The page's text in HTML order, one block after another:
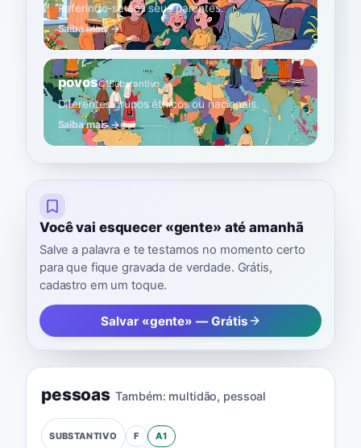
Referindo-se aos seus parentes.
Saiba mais →
povosC1Substantivo
Diferentes grupos étnicos ou nacionais.
Saiba mais →
Você vai esquecer «gente» até amanhã
Salve a palavra e te testamos no momento certo
para que fique gravada de verdade. Grátis,
cadastro em um toque.
Salvar «gente» — Grátis
pessoas Também: multidão, pessoal
SUBSTANTIVO F A1